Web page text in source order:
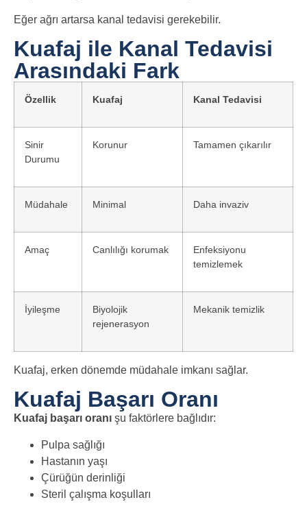
Eğer ağrı artarsa kanal tedavisi gerekebilir.
Kuafaj ile Kanal Tedavisi
Arasındaki Fark
Özellik Kuafaj Kanal Tedavisi
Sinir
Durumu
Korunur Tamamen çıkarılır
Müdahale Minimal Daha invaziv
Amaç Canlılığı korumak
Enfeksiyonu
temizlemek
İyileşme
Biyolojik
rejenerasyon
Mekanik temizlik
Kuafaj, erken dönemde müdahale imkanı sağlar.
Kuafaj Başarı Oranı
Kuafaj başarı oranı şu faktörlere bağlıdır:
Pulpa sağlığı
Hastanın yaşı
Çürüğün derinliği
Steril çalışma koşulları